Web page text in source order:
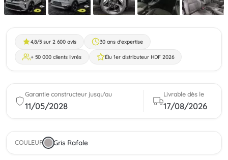
4,8/5 sur 2 600 avis 30 ans d'expertise
+ 50 000 clients livrés Élu 1er distributeur HDF 2026
Garantie constructeur jusqu'au
11/05/2028
Livrable dès le
17/08/2026
COULEUR Gris Rafale